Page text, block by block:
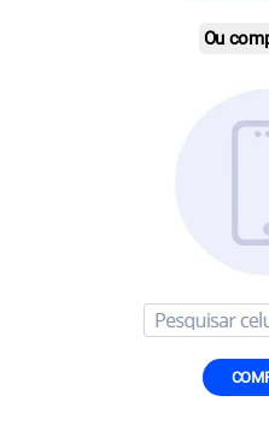
Ou